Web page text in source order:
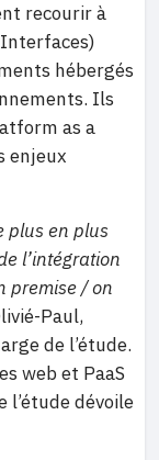
recourir à
hébergés
Ils
as a
enjeux
plus en plus
l’intégration
premise / on
Paul,
de l’étude.
web et PaaS
l’étude dévoile